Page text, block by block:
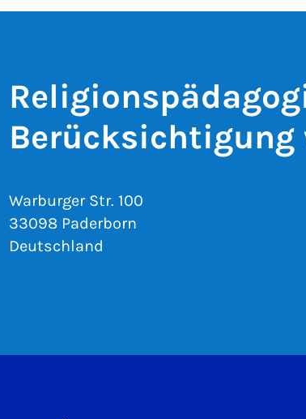
Warburger Str. 100
33098 Paderborn
Deutschland